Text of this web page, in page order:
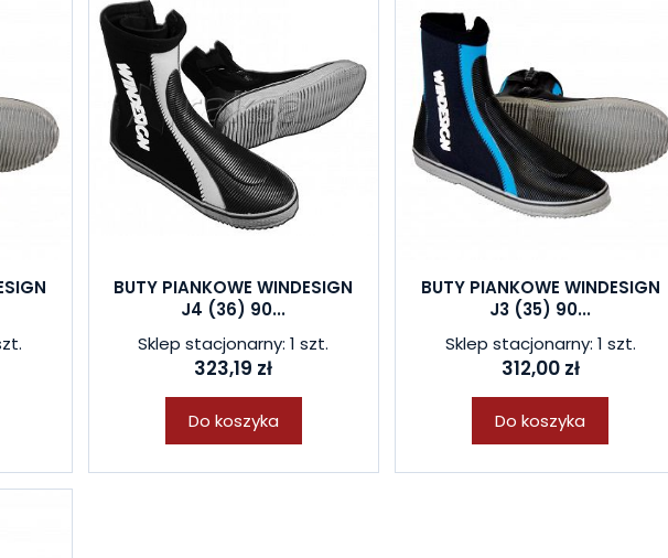
BUTY PIANKOWE WINDESIGN
J4 (36) 90...
Sklep stacjonarny: 1 szt.
323,19 zł
Do koszyka
BUTY PIANKOWE WINDESIGN
J3 (35) 90...
Sklep stacjonarny: 1 szt.
312,00 zł
Do koszyka